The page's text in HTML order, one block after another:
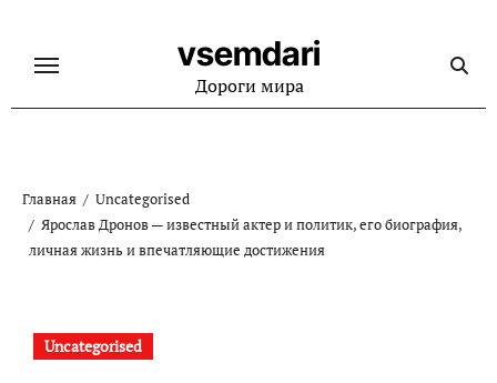
содержанию
vsemdari
Дороги мира
Главная
Uncategorised
Ярослав Дронов — известный актер и политик, его биография,
личная жизнь и впечатляющие достижения
Uncategorised